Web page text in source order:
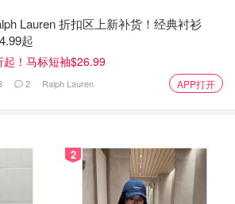
来自于警方，版权属于原作者
新开始，Bunch的主管来到现场，可
大喊。警察劝说了40分钟，无果，副
带着狗准备进入李的房子。
Lauren 折扣区上新补货！经典衬衫
起
起！马标短袖$26.99
2 Ralph Lauren APP打开
2